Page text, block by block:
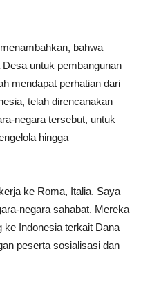
bahwa
untuk pembangunan
mendapat perhatian dari
telah direncanakan
negara tersebut, untuk
hingga
ke Roma, Italia. Saya
negara sahabat. Mereka
ke Indonesia terkait Dana
peserta sosialisasi dan